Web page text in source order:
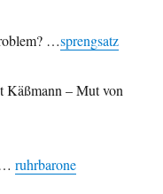
…sprengsatz
Käßmann – Mut von
…ruhrbarone